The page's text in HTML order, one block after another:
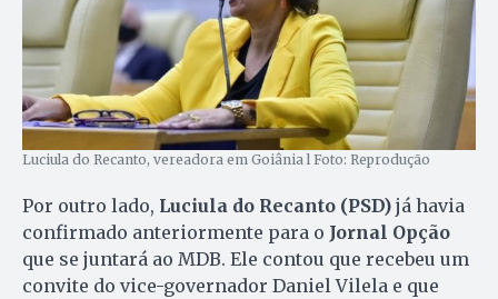
Luciula do Recanto, vereadora em Goiânia l Foto: Reprodução
Por outro lado, Luciula do Recanto (PSD) já havia
confirmado anteriormente para o Jornal Opção
que se juntará ao MDB. Ele contou que recebeu um
convite do vice-governador Daniel Vilela e que